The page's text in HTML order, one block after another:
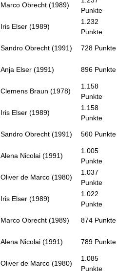
Marco Obrecht (1989)
Punkte
Iris Elser (1989)
1.232
Punkte
Sandro Obrecht (1991) 728 Punkte
Anja Elser (1991) 896 Punkte
Clemens Braun (1978)
1.158
Punkte
Iris Elser (1989)
1.158
Punkte
Sandro Obrecht (1991) 560 Punkte
Alena Nicolai (1991)
1.005
Punkte
Oliver de Marco (1980)
1.037
Punkte
Iris Elser (1989)
1.022
Punkte
Marco Obrecht (1989) 874 Punkte
Alena Nicolai (1991) 789 Punkte
Oliver de Marco (1980)
1.085
Punkte